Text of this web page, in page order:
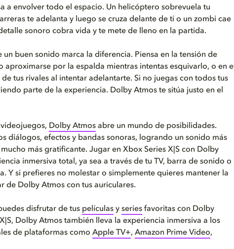
a envolver todo el espacio. Un helicóptero sobrevuela tu
te adelanta y luego se cruza delante de ti o un zombi cae
sonoro cobra vida y te mete de lleno en la partida.
un buen sonido marca la diferencia. Piensa en la tensión de
aproximarse por la espalda mientras intentas esquivarlo, o en el
tus rivales al intentar adelantarte. Si no juegas con todos tus
parte de la experiencia. Dolby Atmos te sitúa justo en el
Dolby Atmos abre un mundo de posibilidades.
diálogos, efectos y bandas sonoras, logrando un sonido más
más gratificante. Jugar en Xbox Series X|S con Dolby
inmersiva total, ya sea a través de tu TV, barra de sonido o
Y si prefieres no molestar o simplemente quieres mantener la
de Dolby Atmos con tus auriculares.
disfrutar de tus películas y series favoritas con Dolby
Dolby Atmos también lleva la experiencia inmersiva a los
de plataformas como Apple TV+, Amazon Prime Video,